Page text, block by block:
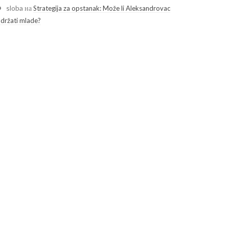
sloba наStrategija za opstanak: Može li Aleksandrovac
mlade?